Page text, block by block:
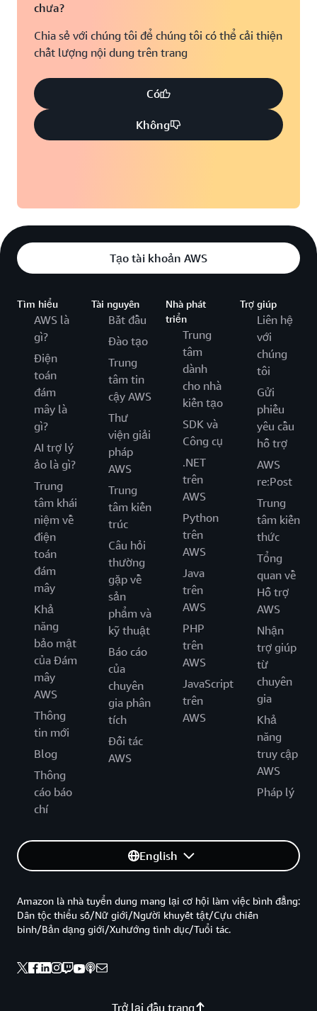
chưa?
Chia sẻ với chúng tôi để chúng tôi có thể cải thiện
chất lượng nội dung trên trang
Có
Không
Tạo tài khoản AWS
Tìm hiểu
AWS là
gì?
Điện
toán
đám
mây là
gì?
AI trợ lý
ảo là gì?
Trung
tâm khái
niệm về
điện
toán
đám
mây
Khả
năng
bảo mật
của Đám
mây
AWS
Thông
tin mới
Blog
Thông
cáo báo
chí
Tài nguyên
Bắt đầu
Đào tạo
Trung
tâm tin
cậy AWS
Thư
viện giải
pháp
AWS
Trung
tâm kiến
trúc
Câu hỏi
thường
gặp về
sản
phẩm và
kỹ thuật
Báo cáo
của
chuyên
gia phân
tích
Đối tác
AWS
Nhà phát
triển
Trung
tâm
dành
cho nhà
kiến tạo
SDK và
Công cụ
.NET
trên
AWS
Python
trên
AWS
Java
trên
AWS
PHP
trên
AWS
JavaScript
trên
AWS
Trợ giúp
Liên hệ
với
chúng
tôi
Gửi
phiếu
yêu cầu
hỗ trợ
AWS
re:Post
Trung
tâm kiến
thức
Tổng
quan về
Hỗ trợ
AWS
Nhận
trợ giúp
từ
chuyên
gia
Khả
năng
truy cập
AWS
Pháp lý
English
Trở lại đầu trang
Amazon là nhà tuyển dung mang lại cơ hội làm việc bình đẳng:
Dân tộc thiểu số/Nữ giới/Người khuyết tật/Cựu chiến
binh/Bản dạng giới/Xuhướng tình dục/Tuổi tác.